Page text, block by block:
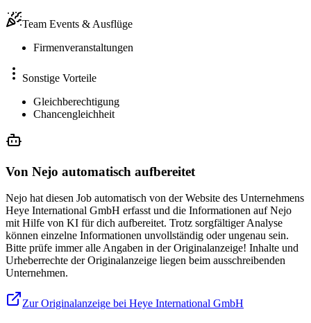
Team Events & Ausflüge
Firmenveranstaltungen
Sonstige Vorteile
Gleichberechtigung
Chancengleichheit
Von Nejo automatisch aufbereitet
Nejo hat diesen Job automatisch von der Website des Unternehmens
Heye International GmbH erfasst und die Informationen auf Nejo
mit Hilfe von KI für dich aufbereitet. Trotz sorgfältiger Analyse
können einzelne Informationen unvollständig oder ungenau sein.
Bitte prüfe immer alle Angaben in der Originalanzeige! Inhalte und
Urheberrechte der Originalanzeige liegen beim ausschreibenden
Unternehmen.
Zur Originalanzeige bei Heye International GmbH